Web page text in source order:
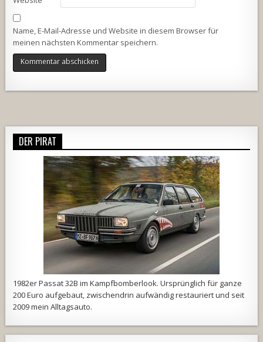
Name, E-Mail-Adresse und Website in diesem Browser für
meinen nächsten Kommentar speichern.
DER PIRAT
1982er Passat 32B im Kampfbomberlook. Ursprünglich für ganze
200 Euro aufgebaut, zwischendrin aufwändig restauriert und seit
2009 mein Alltagsauto.